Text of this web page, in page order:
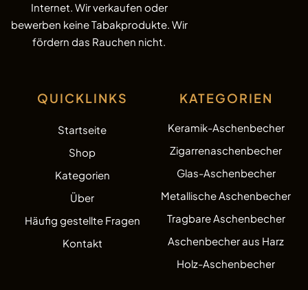
QUICKLINKS
Startseite
Shop
Kategorien
Über
Häufig gestellte Fragen
Kontakt
KATEGORIEN
Keramik-Aschenbecher
Zigarrenaschenbecher
Glas-Aschenbecher
Metallische Aschenbecher
Tragbare Aschenbecher
Aschenbecher aus Harz
Holz-Aschenbecher
Internet. Wir verkaufen oder
bewerben keine Tabakprodukte. Wir
fördern das Rauchen nicht.